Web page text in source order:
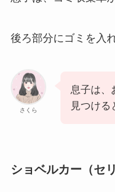
後ろ部分にゴミを入
さくら
息子は、
見つける
ショベルカー（セリ